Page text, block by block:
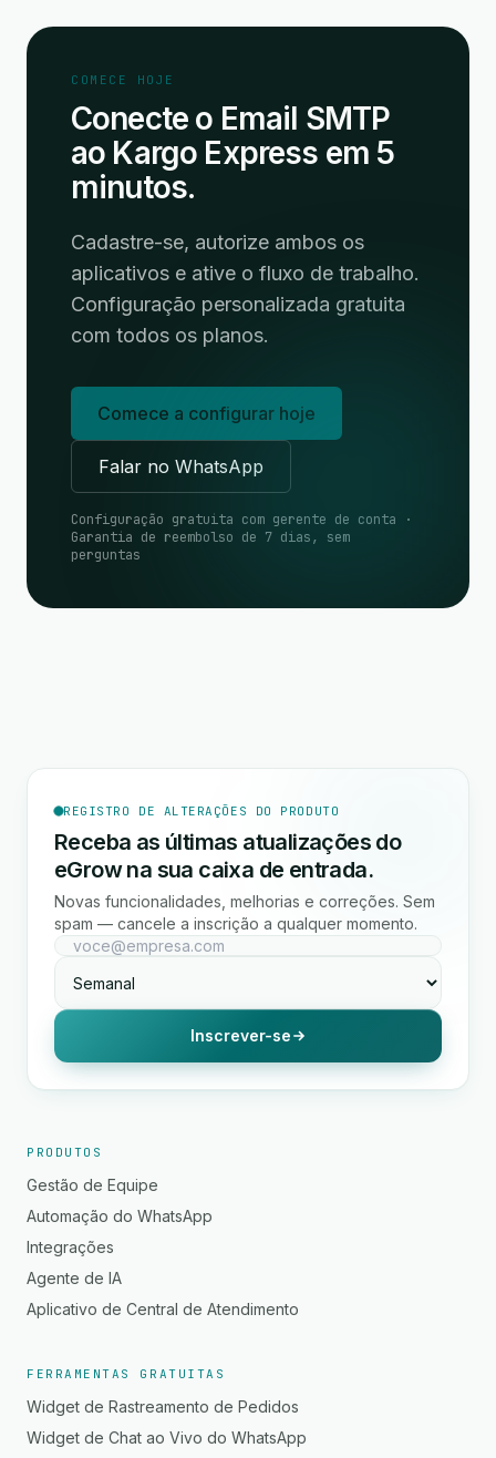
COMECE HOJE
Conecte o Email SMTP
ao Kargo Express em 5
minutos.
Cadastre-se, autorize ambos os
aplicativos e ative o fluxo de trabalho.
Configuração personalizada gratuita
com todos os planos.
Comece a configurar hoje
Falar no WhatsApp
Configuração gratuita com gerente de conta ·
Garantia de reembolso de 7 dias, sem
perguntas
REGISTRO DE ALTERAÇÕES DO PRODUTO
Receba as últimas atualizações do
eGrow na sua caixa de entrada.
Novas funcionalidades, melhorias e correções. Sem
spam — cancele a inscrição a qualquer momento.
Inscrever-se
PRODUTOS
Gestão de Equipe
Automação do WhatsApp
Integrações
Agente de IA
Aplicativo de Central de Atendimento
FERRAMENTAS GRATUITAS
Widget de Rastreamento de Pedidos
Widget de Chat ao Vivo do WhatsApp